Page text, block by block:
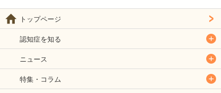
トップページ
認知症を知る
ニュース
特集・コラム